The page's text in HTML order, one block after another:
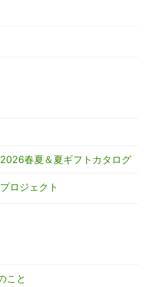
春夏＆夏ギフトカタログ
ロジェクト
こと